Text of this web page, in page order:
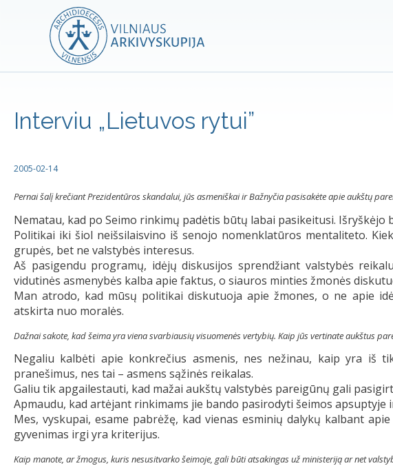
Interviu „Lietuvos rytui”
2005-02-14
Pernai šalį krečiant Prezidentūros skandalui, jūs asmeniškai ir Bažnyčia pasisakėte apie aukštų
Nematau, kad po Seimo rinkimų padėtis būtų labai pasikeitusi.
Politikai iki šiol neišsilaisvino iš senojo nomenklatūros mentaliteto.
grupės, bet ne valstybės interesus.
Aš pasigendu programų, idėjų diskusijos sprendžiant valstybės
vidutinės asmenybės kalba apie faktus, o siauros minties žmonės
Man atrodo, kad mūsų politikai diskutuoja apie žmones, o ne apie
atskirta nuo moralės.
Dažnai sakote, kad šeima yra viena svarbiausių visuomenės vertybių. Kaip jūs vertinate aukštus
Negaliu kalbėti apie konkrečius asmenis, nes nežinau, kaip yra iš
pranešimus, nes tai – asmens sąžinės reikalas.
Galiu tik apgailestauti, kad mažai aukštų valstybės pareigūnų gali
Apmaudu, kad artėjant rinkimams jie bando pasirodyti šeimos
Mes, vyskupai, esame pabrėžę, kad vienas esminių dalykų kalbant
gyvenimas irgi yra kriterijus.
Kaip manote, ar žmogus, kuris nesusitvarko šeimoje, gali būti atsakingas už ministeriją ar net